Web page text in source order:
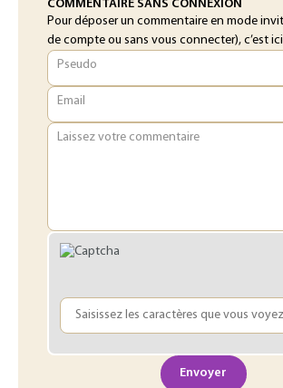
COMMENTAIRE SANS CONNEXION
Pour déposer un commentaire en mode
de compte ou sans vous connecter), c’est
Pseudo
Email
Laissez votre commentaire
Envoyer